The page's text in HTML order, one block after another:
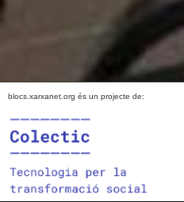
blocs.xarxanet.org és un projecte de: